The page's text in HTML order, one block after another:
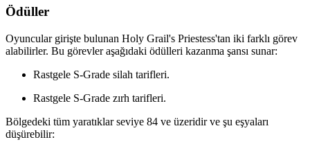
Ödüller
Oyuncular girişte bulunan Holy Grail's Priestess'tan iki farklı görev
alabilirler. Bu görevler aşağıdaki ödülleri kazanma şansı sunar:
Rastgele S-Grade silah tarifleri.
Rastgele S-Grade zırh tarifleri.
Bölgedeki tüm yaratıklar seviye 84 ve üzeridir ve şu eşyaları
düşürebilir: